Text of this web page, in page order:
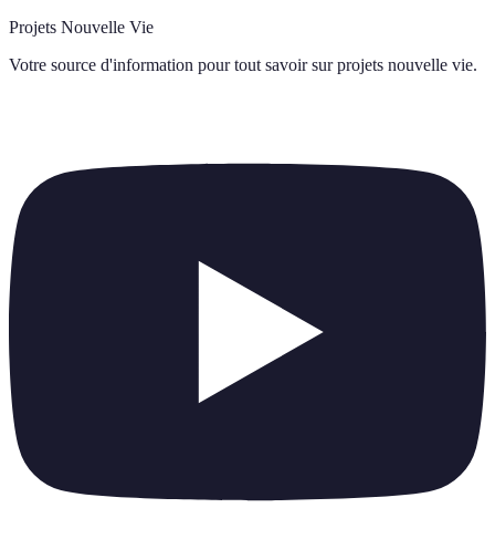
Projets Nouvelle Vie
Votre source d'information pour tout savoir sur projets nouvelle vie.